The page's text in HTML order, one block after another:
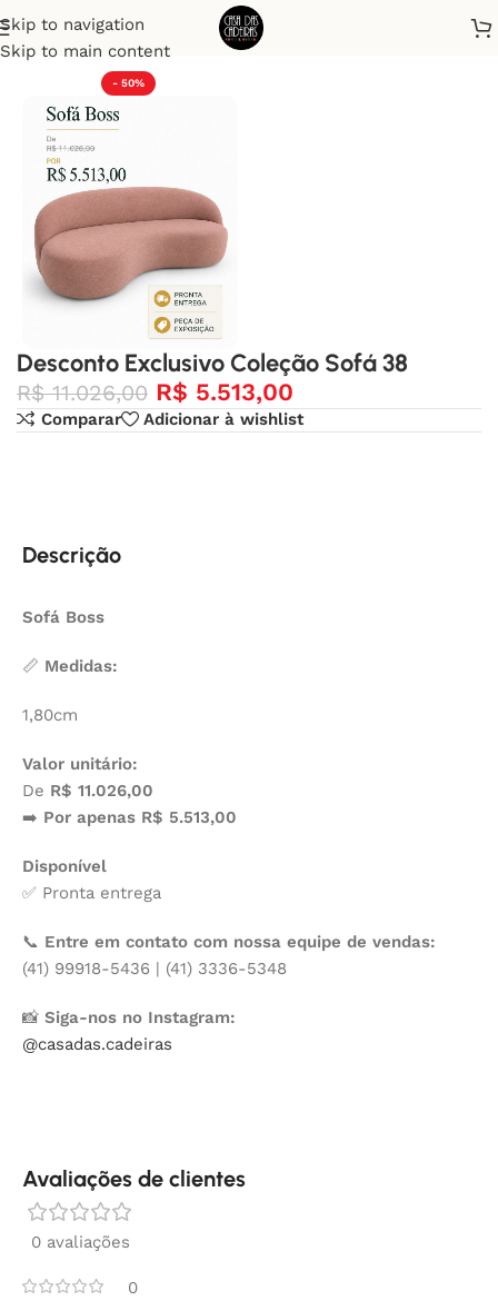
Skip to navigation
Skip to main content
Início Desconto Exclusivo
- 50%
Desconto Exclusivo Coleção Sofá 38
R$11.026,00 R$ 5.513,00
Comparar Adicionar à wishlist
Descrição
Sofá Boss
📏 Medidas:
1,80cm
Valor unitário:
De R$ 11.026,00
➡️ Por apenas R$ 5.513,00
Disponível
✅ Pronta entrega
📞 Entre em contato com nossa equipe de vendas:
(41) 99918-5436 | (41) 3336-5348
📸 Siga-nos no Instagram:
@casadas.cadeiras
Avaliações de clientes
0 avaliações
0